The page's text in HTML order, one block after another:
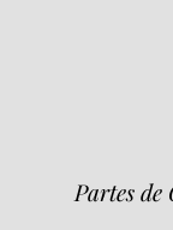
Partes